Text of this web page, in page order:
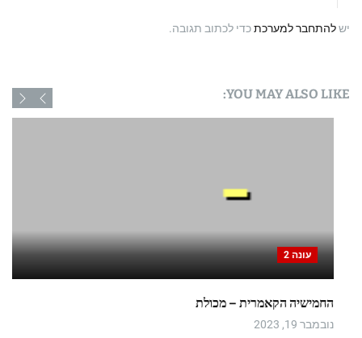
ישלהתחבר למערכתכדי לכתוב תגובה.
YOU MAY ALSO LIKE:
עונה 2
החמישיה הקאמרית – מכולת
נובמבר 19, 2023